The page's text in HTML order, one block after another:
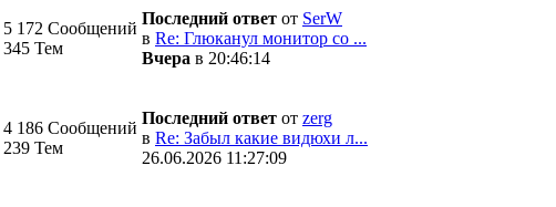
5 172 Сообщений
345 Тем
Последний ответ от SerW
в Re: Глюканул монитор со ...
Вчера в 20:46:14
4 186 Сообщений
239 Тем
Последний ответ от zerg
в Re: Забыл какие видюхи л...
26.06.2026 11:27:09